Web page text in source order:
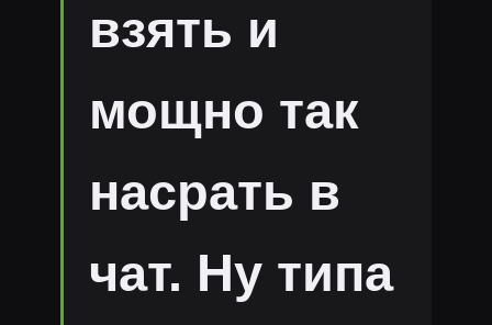
взять и
мощно так
насрать в
чат. Ну типа